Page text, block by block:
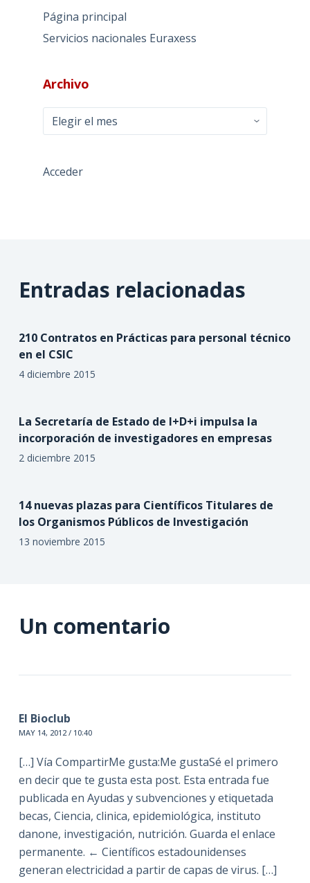
Página principal
Servicios nacionales Euraxess
Archivo
Archivo
Acceder
Entradas relacionadas
210 Contratos en Prácticas para personal técnico
en el CSIC
4 diciembre 2015
La Secretaría de Estado de I+D+i impulsa la
incorporación de investigadores en empresas
2 diciembre 2015
14 nuevas plazas para Científicos Titulares de
los Organismos Públicos de Investigación
13 noviembre 2015
Un comentario
El Bioclub
MAY 14, 2012 / 10:40
[…] Vía CompartirMe gusta:Me gustaSé el primero
en decir que te gusta esta post. Esta entrada fue
publicada en Ayudas y subvenciones y etiquetada
becas, Ciencia, clinica, epidemiológica, instituto
danone, investigación, nutrición. Guarda el enlace
permanente. ← Científicos estadounidenses
generan electricidad a partir de capas de virus. […]